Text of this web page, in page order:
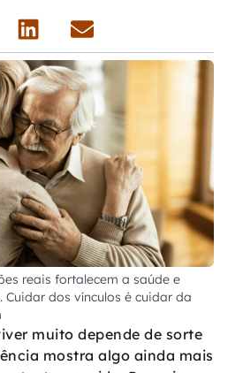
reais fortalecem a saúde e
dos vínculos é cuidar da
muito depende de sorte
mostra algo ainda mais